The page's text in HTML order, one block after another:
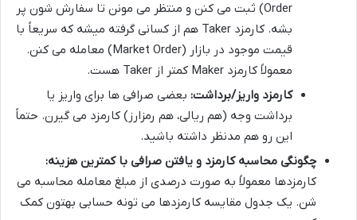
Order) ثبت می کنن و منتظر می مونن تا سفارش شون پر
بشه. کارمزد Taker هم از کسانی گرفته میشه که سریعاً با
قیمت موجود در بازار (Market Order) معامله می کنن.
معمولاً کارمزد Maker کمتر از Taker هست.
کارمزد واریز/برداشت: بعضی صرافی ها برای واریز یا
برداشت وجه (هم ریالی، هم رمزارز) کارمزد می گیرن. حتماً
این رو هم مدنظر داشته باشید.
چگونگی محاسبه کارمزد و یافتن صرافی با کمترین هزینه:
کارمزدها معمولاً به صورت درصدی از مبلغ معامله محاسبه می
شن. یک جدول مقایسه کارمزدها می تونه حسابی بهتون کمک